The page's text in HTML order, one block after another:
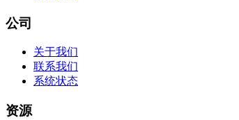
公司
关于我们
联系我们
系统状态
资源